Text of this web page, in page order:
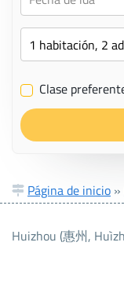
✔ Clase
Página de inicio »
Huizhou (惠州,